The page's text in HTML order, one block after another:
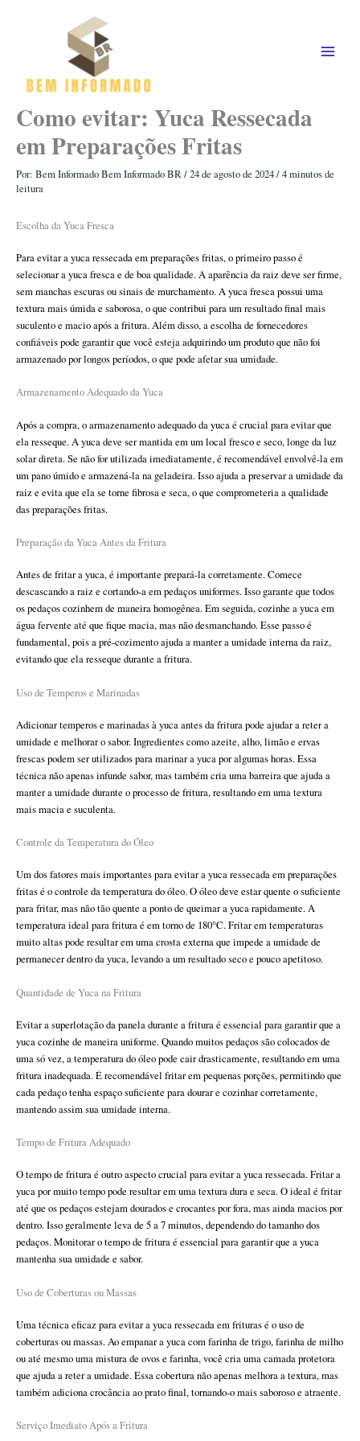
Como evitar: Yuca Ressecada
em Preparações Fritas
Por: Bem InformadoBem Informado BR/24 de agosto de 2024/4 minutos de
leitura
Escolha da Yuca Fresca
Para evitar a yuca ressecada em preparações fritas, o primeiro passo é
selecionar a yuca fresca e de boa qualidade. A aparência da raiz deve ser firme,
sem manchas escuras ou sinais de murchamento. A yuca fresca possui uma
textura mais úmida e saborosa, o que contribui para um resultado final mais
suculento e macio após a fritura. Além disso, a escolha de fornecedores
confiáveis pode garantir que você esteja adquirindo um produto que não foi
armazenado por longos períodos, o que pode afetar sua umidade.
Armazenamento Adequado da Yuca
Após a compra, o armazenamento adequado da yuca é crucial para evitar que
ela resseque. A yuca deve ser mantida em um local fresco e seco, longe da luz
solar direta. Se não for utilizada imediatamente, é recomendável envolvê-la em
um pano úmido e armazená-la na geladeira. Isso ajuda a preservar a umidade da
raiz e evita que ela se torne fibrosa e seca, o que comprometeria a qualidade
das preparações fritas.
Preparação da Yuca Antes da Fritura
Antes de fritar a yuca, é importante prepará-la corretamente. Comece
descascando a raiz e cortando-a em pedaços uniformes. Isso garante que todos
os pedaços cozinhem de maneira homogênea. Em seguida, cozinhe a yuca em
água fervente até que fique macia, mas não desmanchando. Esse passo é
fundamental, pois a pré-cozimento ajuda a manter a umidade interna da raiz,
evitando que ela resseque durante a fritura.
Uso de Temperos e Marinadas
Adicionar temperos e marinadas à yuca antes da fritura pode ajudar a reter a
umidade e melhorar o sabor. Ingredientes como azeite, alho, limão e ervas
frescas podem ser utilizados para marinar a yuca por algumas horas. Essa
técnica não apenas infunde sabor, mas também cria uma barreira que ajuda a
manter a umidade durante o processo de fritura, resultando em uma textura
mais macia e suculenta.
Controle da Temperatura do Óleo
Um dos fatores mais importantes para evitar a yuca ressecada em preparações
fritas é o controle da temperatura do óleo. O óleo deve estar quente o suficiente
para fritar, mas não tão quente a ponto de queimar a yuca rapidamente. A
temperatura ideal para fritura é em torno de 180°C. Fritar em temperaturas
muito altas pode resultar em uma crosta externa que impede a umidade de
permanecer dentro da yuca, levando a um resultado seco e pouco apetitoso.
Quantidade de Yuca na Fritura
Evitar a superlotação da panela durante a fritura é essencial para garantir que a
yuca cozinhe de maneira uniforme. Quando muitos pedaços são colocados de
uma só vez, a temperatura do óleo pode cair drasticamente, resultando em uma
fritura inadequada. É recomendável fritar em pequenas porções, permitindo que
cada pedaço tenha espaço suficiente para dourar e cozinhar corretamente,
mantendo assim sua umidade interna.
Tempo de Fritura Adequado
O tempo de fritura é outro aspecto crucial para evitar a yuca ressecada. Fritar a
yuca por muito tempo pode resultar em uma textura dura e seca. O ideal é fritar
até que os pedaços estejam dourados e crocantes por fora, mas ainda macios por
dentro. Isso geralmente leva de 5 a 7 minutos, dependendo do tamanho dos
pedaços. Monitorar o tempo de fritura é essencial para garantir que a yuca
mantenha sua umidade e sabor.
Uso de Coberturas ou Massas
Uma técnica eficaz para evitar a yuca ressecada em frituras é o uso de
coberturas ou massas. Ao empanar a yuca com farinha de trigo, farinha de milho
ou até mesmo uma mistura de ovos e farinha, você cria uma camada protetora
que ajuda a reter a umidade. Essa cobertura não apenas melhora a textura, mas
também adiciona crocância ao prato final, tornando-o mais saboroso e atraente.
Serviço Imediato Após a Fritura